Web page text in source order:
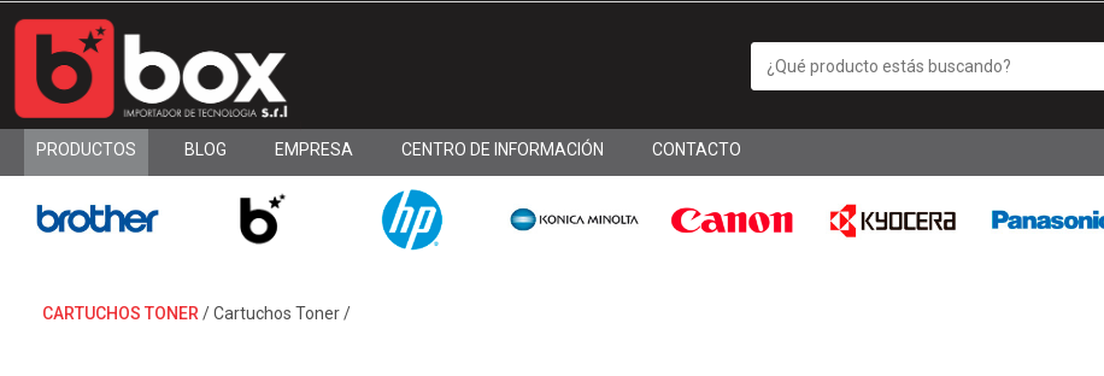
PRODUCTOS BLOG EMPRESA CENTRO DE INFORMACIÓN CONTACTO
CARTUCHOS TONER /Cartuchos Toner/